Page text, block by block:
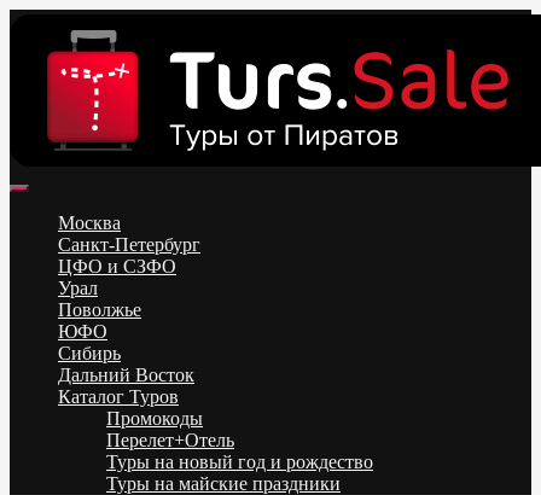
content
Низкие цены на путевки 3-7-10 ночей все включено, отдых на
море. Распродажа экскурсионных и горнолыжных туров.
Обновление каждый день. Официальный сайт Тур Сейл
Москва
Санкт-Петербург
ЦФО и СЗФО
Урал
Поволжье
ЮФО
Сибирь
Дальний Восток
Каталог Туров
Промокоды
Перелет+Отель
Туры на новый год и рождество
Туры на майские праздники